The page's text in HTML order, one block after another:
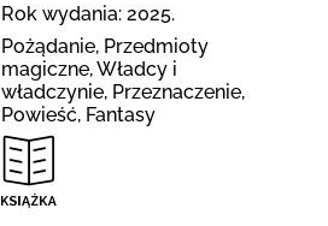
Rok wydania: 2025.
Pożądanie, Przedmioty
magiczne, Władcy i
władczynie, Przeznaczenie,
Powieść, Fantasy